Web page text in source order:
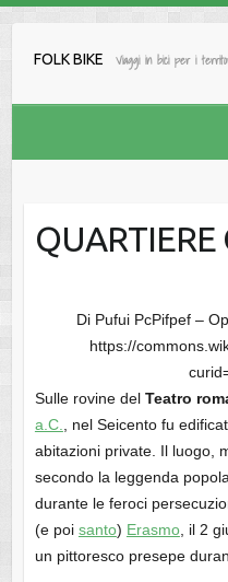
FOLK BIKE Viaggi in bici per i
QUARTIERE
Di Pufui PcPifpef –
https://
Sulle rovine del Teatro
a.C.
, nel Seicento fu
abitazioni private. Il luogo,
secondo la leggenda
durante le feroci
(e poi santo) Erasmo, il 2
un pittoresco presepe